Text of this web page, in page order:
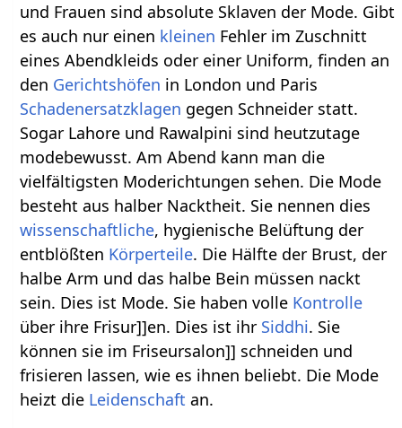
und Frauen sind absolute Sklaven der Mode. Gibt
es auch nur einen kleinen Fehler im Zuschnitt
eines Abendkleids oder einer Uniform, finden an
den Gerichtshöfen in London und Paris
Schadenersatzklagen gegen Schneider statt.
Sogar Lahore und Rawalpini sind heutzutage
modebewusst. Am Abend kann man die
vielfältigsten Moderichtungen sehen. Die Mode
besteht aus halber Nacktheit. Sie nennen dies
wissenschaftliche, hygienische Belüftung der
entblößten Körperteile. Die Hälfte der Brust, der
halbe Arm und das halbe Bein müssen nackt
sein. Dies ist Mode. Sie haben volle Kontrolle
über ihre Frisur]]en. Dies ist ihr Siddhi. Sie
können sie im Friseursalon]] schneiden und
frisieren lassen, wie es ihnen beliebt. Die Mode
heizt die Leidenschaft an.